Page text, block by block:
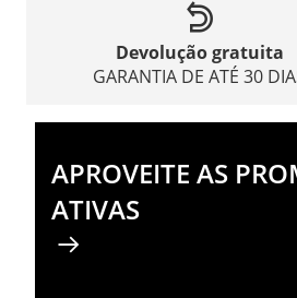
Devolução gratuita
GARANTIA DE ATÉ 30
APROVEITE AS
ATIVAS